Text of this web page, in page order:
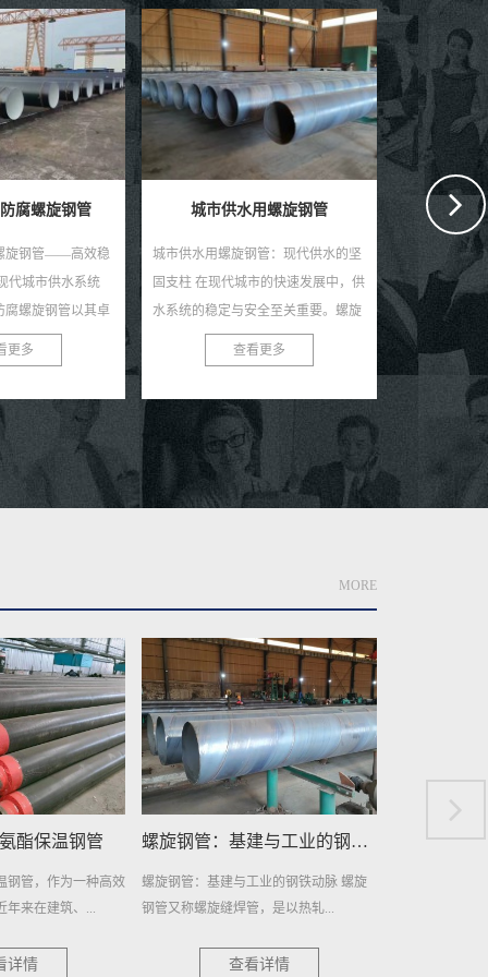
螺旋钢管
管：现代供水的坚
的快速发展中，供
全至关重要。螺旋
的管道材料，正
系...
更多
供水用螺旋焊接钢管
供水用螺旋焊接钢管——稳定供水，
信赖之选 在供水工程领域，选择一种
稳定、耐用且高效的管材至关重要。
供水用螺旋焊接钢管，以其独特的优
势，成为现代供水系统...
查看更多
自来
自来水输送
的守护者 在
的自来水源
这背后离不
——自来水输
MORE
螺旋钢管：基建与工业的钢铁动脉
业的钢铁动脉 螺旋
是以热轧...
详情
埋地排污水用防腐螺旋钢管
埋地排污水用防腐螺旋钢管：环保新选
择，耐用更可靠 在当今社...
查看详情
埋地给